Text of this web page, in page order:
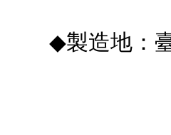
◆製造地：